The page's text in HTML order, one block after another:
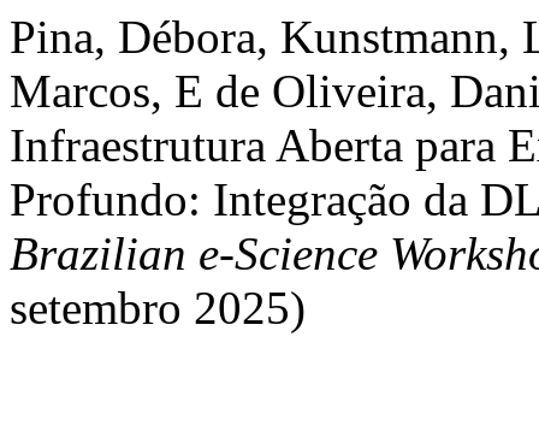
Pina, Débora,
Marcos, E de Oliveira,
Infraestrutura Aberta para
Profundo: Integração da
Brazilian e-Science
setembro 2025)